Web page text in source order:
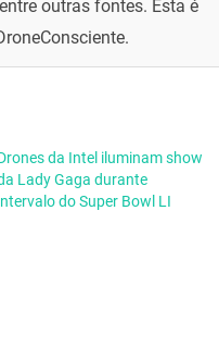
outras fontes. Esta é
da Intel iluminam show
Lady Gaga durante
do Super Bowl LI